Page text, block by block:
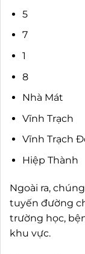
5
7
1
8
Nhà Mát
Vĩnh Trạch
Vĩnh Trạch
Hiệp Thành
Ngoài ra,
tuyến đường
trường học,
khu vực.